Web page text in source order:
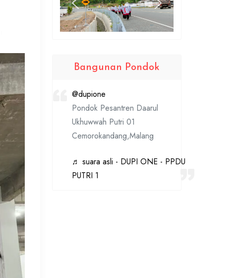
Bangunan Pondok
@dupione
Pondok Pesantren Daarul
Ukhuwwah Putri 01
Cemorokandang,Malang
♬ suara asli - DUPI ONE - PPDU
PUTRI 1